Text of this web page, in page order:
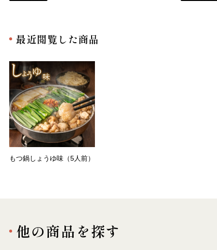
最近閲覧した商品
もつ鍋しょうゆ味（5人前）
他の商品を探す